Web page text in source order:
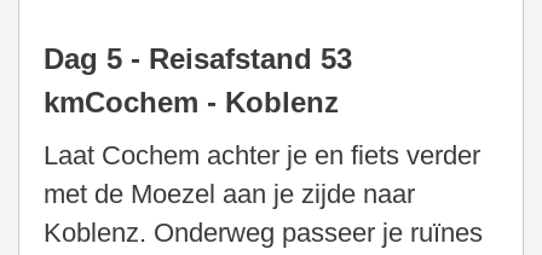
Dag 5 - Reisafstand 53
kmCochem - Koblenz
Laat Cochem achter je en fiets verder
met de Moezel aan je zijde naar
Koblenz. Onderweg passeer je ruïnes